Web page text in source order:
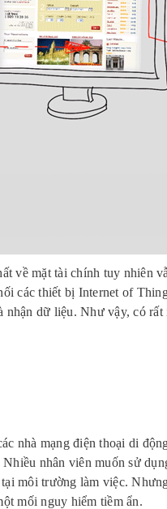
về mặt tài chính tuy nhiên
các thiết bị Internet of
dữ liệu. Như vậy, có
nhà mạng điện thoại di
nhân viên muốn sử
môi trường làm việc.
mối nguy hiểm tiềm ẩn.